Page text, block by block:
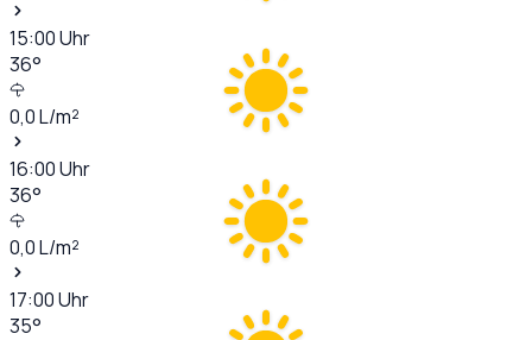
15:00Uhr
36°
0,0L/m²
16:00Uhr
36°
0,0L/m²
17:00Uhr
35°